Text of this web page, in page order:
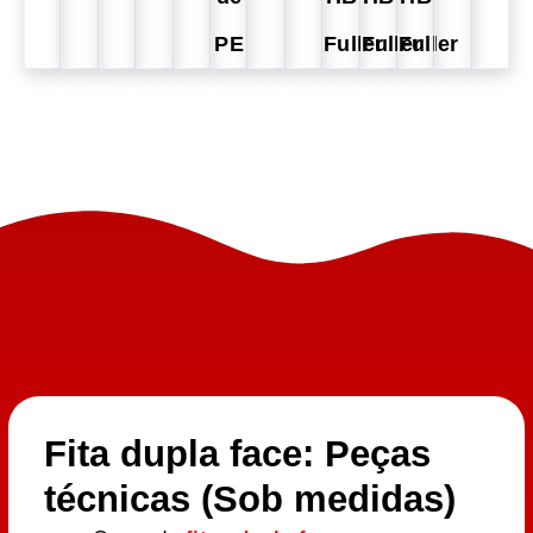
PE
FullerFullerFuller
Fita dupla face: Peças
técnicas (Sob medidas)